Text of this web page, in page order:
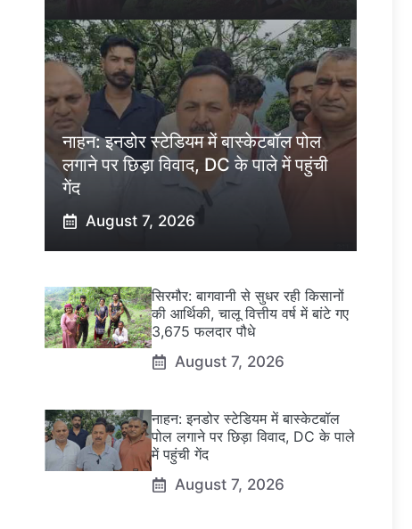
नाहन: इनडोर स्टेडियम में बास्केटबॉल पोल
लगाने पर छिड़ा विवाद, DC के पाले में पहुंची
गेंद
August 7, 2026
सिरमौर: बागवानी से सुधर रही किसानों
की आर्थिकी, चालू वित्तीय वर्ष में बांटे गए
3,675 फलदार पौधे
August 7, 2026
नाहन: इनडोर स्टेडियम में बास्केटबॉल
पोल लगाने पर छिड़ा विवाद, DC के पाले
में पहुंची गेंद
August 7, 2026